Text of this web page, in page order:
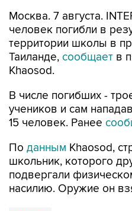
Москва. 7 августа.
человек погибли в
территории школы в
Таиланде, сообщает в
Khaosod.
В числе погибших -
учеников и сам
15 человек. Ранее
По данным Khaosod,
школьник, которого
подвергали
насилию. Оружие он